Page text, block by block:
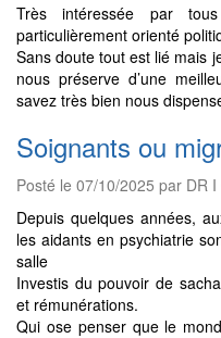
Très intéressée par
particulièrement orienté
Sans doute tout est lié mais
nous préserve d’une
savez très bien nous
Soignants ou
Posté le 07/10/2025 par DR I
Depuis quelques années,
les aidants en psychiatrie
salle
Investis du pouvoir de
et rémunérations.
Qui ose penser que le